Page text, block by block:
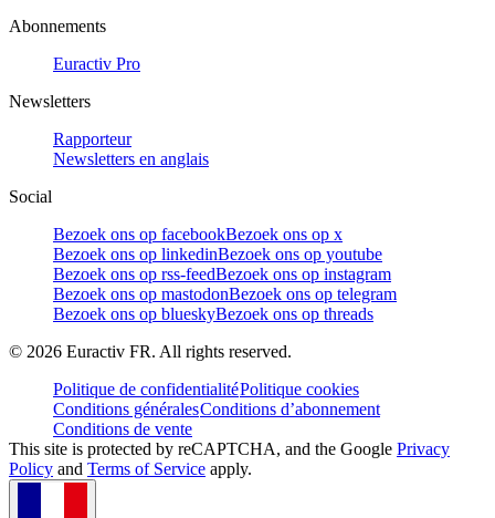
Abonnements
Euractiv Pro
Newsletters
Rapporteur
Newsletters en anglais
Social
Bezoek ons op facebookBezoek ons op x
Bezoek ons op linkedinBezoek ons op youtube
Bezoek ons op rss-feedBezoek ons op instagram
Bezoek ons op mastodonBezoek ons op telegram
Bezoek ons op blueskyBezoek ons op threads
© 2026 Euractiv FR. All rights reserved.
Politique de confidentialitéPolitique cookies
Conditions généralesConditions d’abonnement
Conditions de vente
This site is protected by reCAPTCHA, and the Google Privacy
Policy and Terms of Service apply.